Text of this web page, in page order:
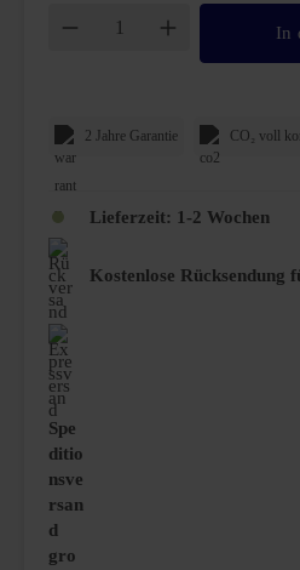
2 Jahre Garantie CO₂ voll
Lieferzeit: 1-2 Wochen
Kostenlose Rücksendung
Spe
ditio
nsve
rsan
d
gro
Produkt Anzahl: Gib
In